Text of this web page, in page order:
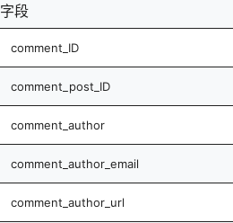
字段
comment_ID
comment_post_ID
comment_author
comment_author_email
comment_author_url